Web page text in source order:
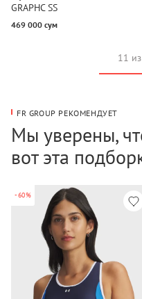
GRAPHC SS
469 000 сум
11
FR GROUP РЕКОМЕНДУЕТ
Мы уверены,
вот эта
-60%